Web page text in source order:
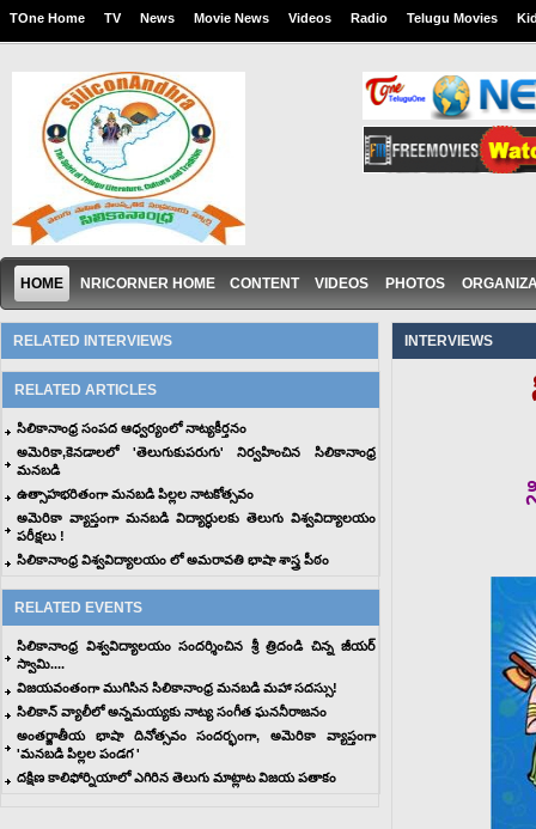
TOne Home TV News Movie News Videos Radio Telugu Movies
HOME NRICORNER HOME CONTENT VIDEOS PHOTOS
RELATED INTERVIEWS
RELATED ARTICLES
సిలికానాంధ్ర సంపద ఆధ్వర్యంలో నాట్యకీర్తనం
అమెరికా,కెనడాలలో 'తెలుగుకుపరుగు' నిర్వహించిన సిలికానాంధ్ర
మనబడి
ఉత్సాహభరితంగా మనబడి పిల్లల నాటకోత్సవం
అమెరికా వ్యాప్తంగా మనబడి విద్యార్ధులకు తెలుగు విశ్వవిద్యాలయం
పరీక్షలు !
సిలికానాంధ్ర విశ్వవిద్యాలయం లో అమరావతి భాషా శాస్త్ర పీఠం
RELATED EVENTS
సిలికానాంధ్ర విశ్వవిద్యాలయం సందర్శించిన శ్రీ త్రిదండి చిన్న జీయర్
స్వామి....
విజయవంతంగా ముగిసిన సిలికానాంధ్ర మనబడి మహా సదస్సు!
సిలికాన్ వ్యాలీలో అన్నమయ్యకు నాట్య సంగీత ఘననీరాజనం
అంతర్జాతీయ భాషా దినోత్సవం సందర్భంగా, అమెరికా వ్యాప్తంగా
'మనబడి పిల్లల పండగ '
దక్షిణ కాలిఫోర్నియాలో ఎగిరిన తెలుగు మాట్లాట విజయ పతాకం
INTERVIEWS